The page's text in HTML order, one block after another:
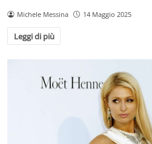
Michele Messina 14 Maggio 2025
Leggi di più